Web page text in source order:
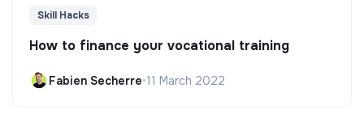
Skill Hacks
How to finance your vocational training
Fabien Secherre•11 March 2022